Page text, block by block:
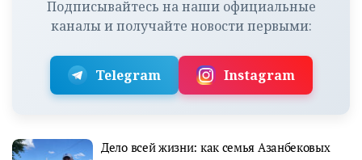
Подписывайтесь на наши официальные
каналы и получайте новости первыми:
Telegram Instagram
Дело всей жизни: как семья Азанбековых